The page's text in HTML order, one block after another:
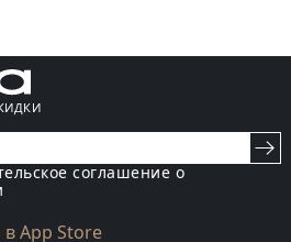
соглашение о